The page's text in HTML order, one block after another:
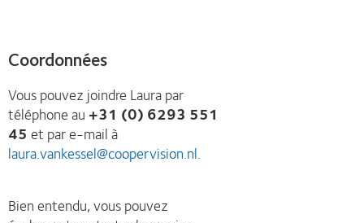
Coordonnées
Vous pouvez joindre Laura par
téléphone au +31 (0) 6293 551
45 et par e-mail à
laura.vankessel@coopervision.nl.
Bien entendu, vous pouvez